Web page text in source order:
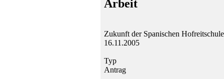
Arbeit
Zukunft der Spanischen
16.11.2005
Typ
Antrag